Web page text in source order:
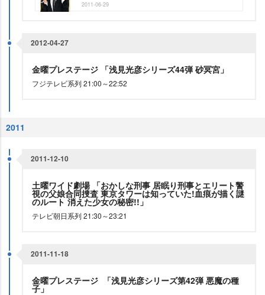
2011-06-29
2012-04-27
金曜プレステージ 「浅見光彦シリーズ44弾 砂冥宮」
フジテレビ系列 21:00～22:52
2011
2011-12-10
土曜ワイド劇場 「おかしな刑事 居眠り刑事とエリート警
視の父娘合同捜査 東京タワーは知っていた!血痕が描く謎
のルート 消えた少女の秘密!!」
テレビ朝日系列 21:30～23:21
2011-11-18
金曜プレステージ 「浅見光彦シリーズ第42弾 悪魔の種
子」